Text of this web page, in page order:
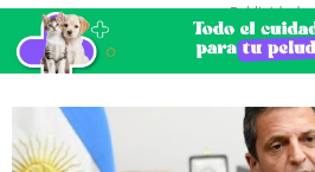
- Publicidad -
Sergio Massa anunció suma fija para
en asignaciones y AUH
Agosto 17, 2023